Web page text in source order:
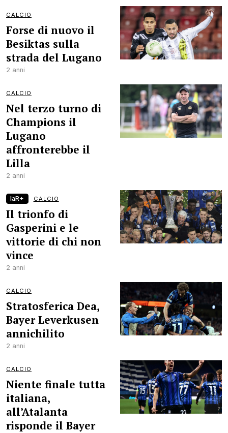
CALCIO
Forse di nuovo il
Besiktas sulla
strada del Lugano
2 anni
CALCIO
Nel terzo turno di
Champions il
Lugano
affronterebbe il
Lilla
2 anni
laR+ CALCIO
Il trionfo di
Gasperini e le
vittorie di chi non
vince
2 anni
CALCIO
Stratosferica Dea,
Bayer Leverkusen
annichilito
2 anni
CALCIO
Niente finale tutta
italiana,
all’Atalanta
risponde il Bayer